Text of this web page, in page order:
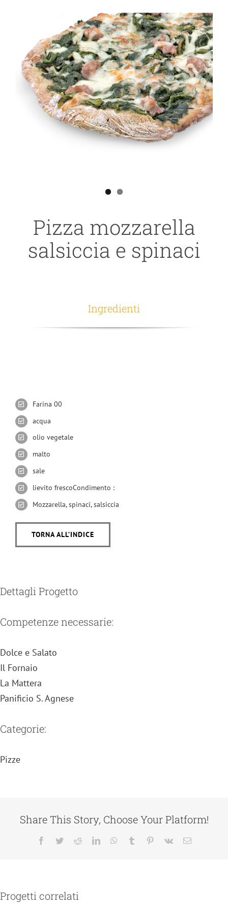
immagine
Pizza mozzarella
salsiccia e spinaci
Ingredienti
Farina 00
acqua
olio vegetale
malto
sale
lievito frescoCondimento :
Mozzarella, spinaci, salsiccia
TORNA ALL’INDICE
Dettagli Progetto
Competenze necessarie:
Dolce e Salato
Il Fornaio
La Mattera
Panificio S. Agnese
Categorie:
Pizze
Share This Story, Choose Your Platform!
Facebook
TwitterRedditLinkedInWhatsApp
Tumblr Pinterest
Vk Email
Progetti correlati